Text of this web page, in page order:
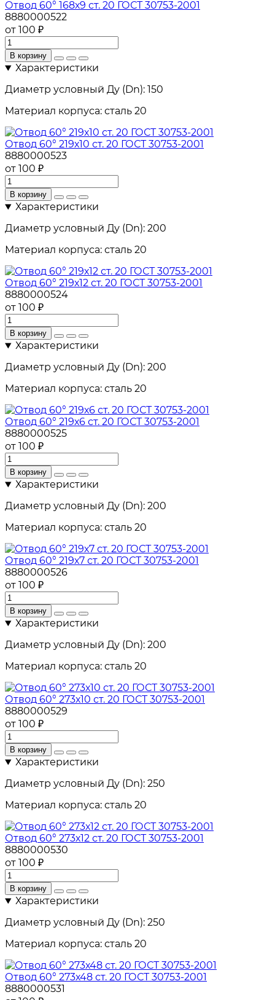
Отвод 60° 168х9 ст. 20 ГОСТ 30753-2001
8880000522
от 100 ₽
В корзину
Характеристики
Диаметр условный Ду (Dn): 150
Материал корпуса: сталь 20
Отвод 60° 219х10 ст. 20 ГОСТ 30753-2001
8880000523
от 100 ₽
В корзину
Характеристики
Диаметр условный Ду (Dn): 200
Материал корпуса: сталь 20
Отвод 60° 219х12 ст. 20 ГОСТ 30753-2001
8880000524
от 100 ₽
В корзину
Характеристики
Диаметр условный Ду (Dn): 200
Материал корпуса: сталь 20
Отвод 60° 219х6 ст. 20 ГОСТ 30753-2001
8880000525
от 100 ₽
В корзину
Характеристики
Диаметр условный Ду (Dn): 200
Материал корпуса: сталь 20
Отвод 60° 219х7 ст. 20 ГОСТ 30753-2001
8880000526
от 100 ₽
В корзину
Характеристики
Диаметр условный Ду (Dn): 200
Материал корпуса: сталь 20
Отвод 60° 273х10 ст. 20 ГОСТ 30753-2001
8880000529
от 100 ₽
В корзину
Характеристики
Диаметр условный Ду (Dn): 250
Материал корпуса: сталь 20
Отвод 60° 273х12 ст. 20 ГОСТ 30753-2001
8880000530
от 100 ₽
В корзину
Характеристики
Диаметр условный Ду (Dn): 250
Материал корпуса: сталь 20
Отвод 60° 273х48 ст. 20 ГОСТ 30753-2001
8880000531